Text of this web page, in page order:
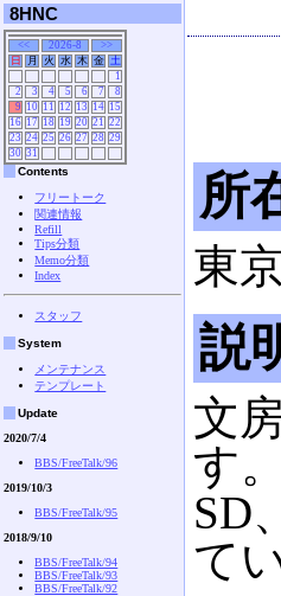
所
東
説
文
す。
SD
て
8HNC
<< 2026-8
>>
日
月 火 水 木 金
土
1
2
3 4 5 6 7
8
9 10 11 12 13 14 15
16 17 18 19 20 21
22
23 24 25 26 27 28 29
30 31
Contents
フリートーク
関連情報
Refill
Tips分類
Memo分類
Index
スタッフ
System
メンテナンス
テンプレート
Update
2020/7/4
BBS/FreeTalk/96
2019/10/3
BBS/FreeTalk/95
2018/9/10
BBS/FreeTalk/94
BBS/FreeTalk/93
BBS/FreeTalk/92